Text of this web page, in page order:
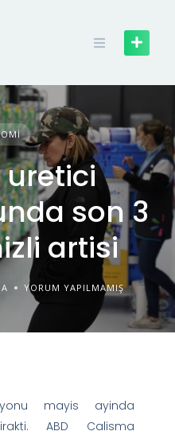
uretici
son 3
artisi
YORUM YAPILMAMIŞ
mayis ayinda
ABD Calisma